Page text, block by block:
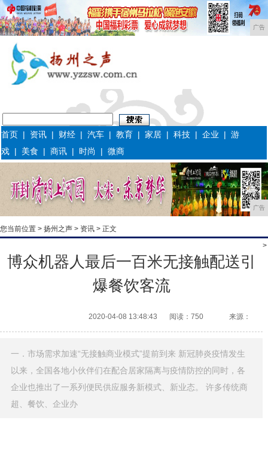
广告
首页 | 资讯 | 财经 |汽车 |教育 |家居 |科技 |企业 |游
戏 | 美食 |商讯 | 时尚 |微商
广告
您当前位置 > 扬州之声 > 资讯 > 正文
>
博众机器人最后一百米无接触配送引
爆餐饮客流
2020-04-08 13:48:43 阅读：750 来源：
一．市场需求加速“无接触商业模式”提前到来 新冠肺炎疫情发生
以来，全国各地小伙伴们在配合居家隔离与疫情防控的同时，各
企业也推出了一系列便民供应服务新模式、新业态。 许多传统商
超、餐饮、企业办